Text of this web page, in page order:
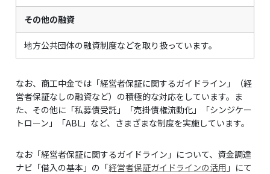
その他の融資
地方公共団体の融資制度などを取り扱っています。
なお、商工中金では「経営者保証に関するガイドライン」（経
営者保証なしの融資など）の積極的な対応をしています。ま
た、その他に「私募債受託」「売掛債権流動化」「シンジケー
トローン」「ABL」など、さまざまな制度を実施しています。
なお「経営者保証に関するガイドライン」について、資金調達
ナビ「借入の基本」の「経営者保証ガイドラインの活用 」にて